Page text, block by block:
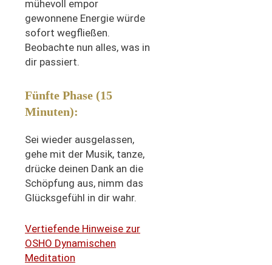
mühevoll empor
gewonnene Energie würde
sofort wegfließen.
Beobachte nun alles, was in
dir passiert.
Fünfte Phase (15
Minuten):
Sei wieder ausgelassen,
gehe mit der Musik, tanze,
drücke deinen Dank an die
Schöpfung aus, nimm das
Glücksgefühl in dir wahr.
Vertiefende Hinweise zur
OSHO Dynamischen
Meditation